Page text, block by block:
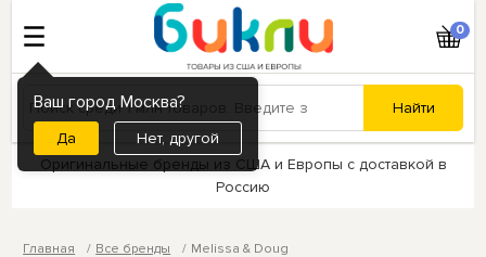
Ваш город Москва?
Нет, другой
0
Оригинальные бренды из США и Европы с доставкой в
Россию
Главная Все бренды Melissa & Doug